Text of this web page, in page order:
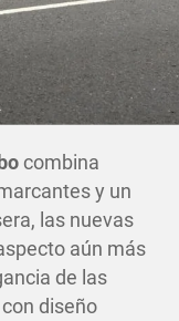
combina
y un
las nuevas
aún más
de las
con diseño